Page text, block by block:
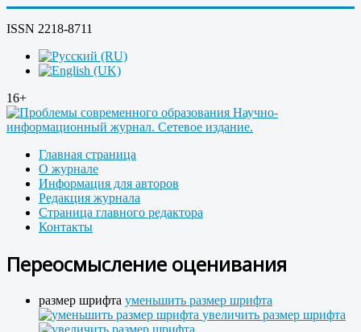
ISSN 2218-8711
16+
Главная страница
О журнале
Информация для авторов
Редакция журнала
Страница главного редактора
Контакты
Переосмысление оценивания
размер шрифта уменьшить размер шрифта
увеличить размер шрифта